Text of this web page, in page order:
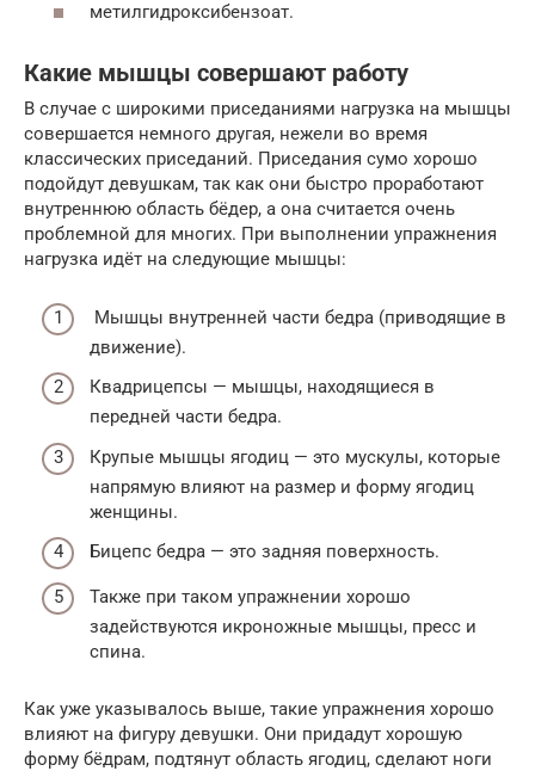
метилгидроксибензоат.
Какие мышцы совершают работу
В случае с широкими приседаниями нагрузка на мышцы
совершается немного другая, нежели во время
классических приседаний. Приседания сумо хорошо
подойдут девушкам, так как они быстро проработают
внутреннюю область бёдер, а она считается очень
проблемной для многих. При выполнении упражнения
нагрузка идёт на следующие мышцы:
Мышцы внутренней части бедра (приводящие в
движение).
Квадрицепсы — мышцы, находящиеся в
передней части бедра.
Крупые мышцы ягодиц — это мускулы, которые
напрямую влияют на размер и форму ягодиц
женщины.
Бицепс бедра — это задняя поверхность.
Также при таком упражнении хорошо
задействуются икроножные мышцы, пресс и
спина.
Как уже указывалось выше, такие упражнения хорошо
влияют на фигуру девушки. Они придадут хорошую
форму бёдрам, подтянут область ягодиц, сделают ноги